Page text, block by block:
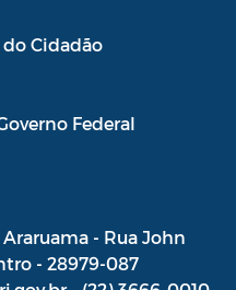
Cidadão
Federal
- Rua John
- 28979-087